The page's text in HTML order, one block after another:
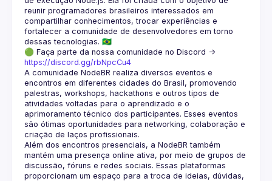
reunir programadores brasileiros interessados em
compartilhar conhecimentos, trocar experiências e
fortalecer a comunidade de desenvolvedores em torno
🟢 Faça parte da nossa comunidade no Discord ->
https://discord.gg/rbNpcCu4
A comunidade NodeBR realiza diversos eventos e
encontros em diferentes cidades do Brasil, promovendo
palestras, workshops, hackathons e outros tipos de
atividades voltadas para o aprendizado e o
aprimoramento técnico dos participantes. Esses eventos
são ótimas oportunidades para networking, colaboração e
Além dos encontros presenciais, a NodeBR também
mantém uma presença online ativa, por meio de grupos de
discussão, fóruns e redes sociais. Essas plataformas
proporcionam um espaço para a troca de ideias, dúvidas,